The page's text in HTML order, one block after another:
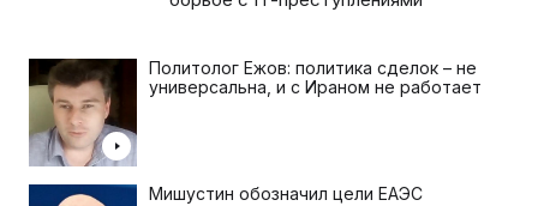
Политолог Ежов: политика сделок – не
универсальна, и с Ираном не работает
Мишустин обозначил цели ЕАЭС